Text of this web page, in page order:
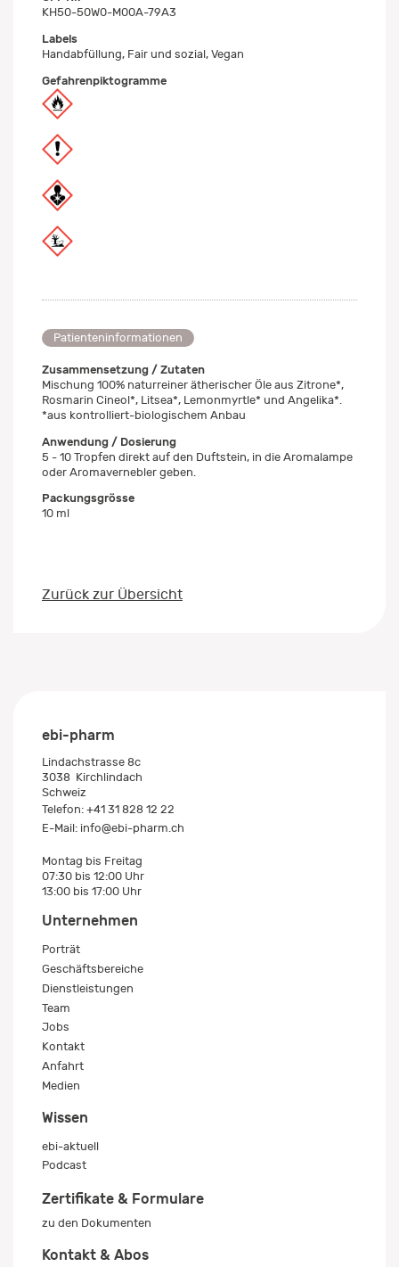
KH50-50W0-M00A-79A3
Labels
Handabfüllung, Fair und sozial, Vegan
Gefahrenpiktogramme
Patienteninformationen
Zusammensetzung / Zutaten
Mischung 100% naturreiner ätherischer Öle aus Zitrone*,
Rosmarin Cineol*, Litsea*, Lemonmyrtle* und Angelika*.
*aus kontrolliert-biologischem Anbau
Anwendung / Dosierung
5 - 10 Tropfen direkt auf den Duftstein, in die Aromalampe
oder Aromavernebler geben.
Packungsgrösse
10 ml
Zurück zur Übersicht
ebi-pharm
Lindachstrasse 8c
3038 Kirchlindach
Schweiz
Telefon: +41 31 828 12 22
E-Mail: info@ebi-pharm.ch
Montag bis Freitag
07:30 bis 12:00 Uhr
13:00 bis 17:00 Uhr
Unternehmen
Porträt
Geschäftsbereiche
Dienstleistungen
Team
Jobs
Kontakt
Anfahrt
Medien
Wissen
ebi-aktuell
Podcast
Zertifikate & Formulare
zu den Dokumenten
Kontakt & Abos